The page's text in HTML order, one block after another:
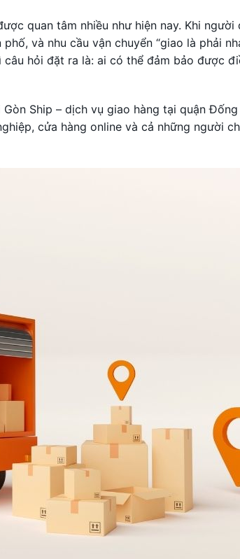
quan tâm nhiều như hiện nay. Khi người
và nhu cầu vận chuyển “giao là phải
hỏi đặt ra là: ai có thể đảm bảo được
Ship – dịch vụ giao hàng tại quận
cửa hàng online và cả những người